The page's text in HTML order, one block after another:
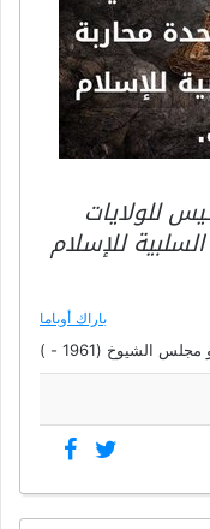
للولايات
للإسلام
باراك أوباما
الشيوخ (1961 - )